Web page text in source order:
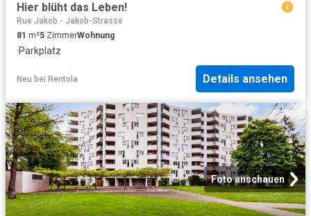
Hier blüht das Leben!
Rue Jakob - Jakob-Strasse
81 m²5 ZimmerWohnung
·Parkplatz
Neu bei Rentola Details ansehen
Foto anschauen